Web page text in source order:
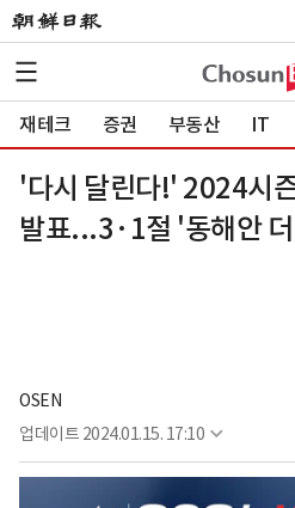
재테크 증권 부동산 IT
'다시 달린다!' 2024시
발표...3·1절 '동해안
OSEN
업데이트 2024.01.15. 17:10